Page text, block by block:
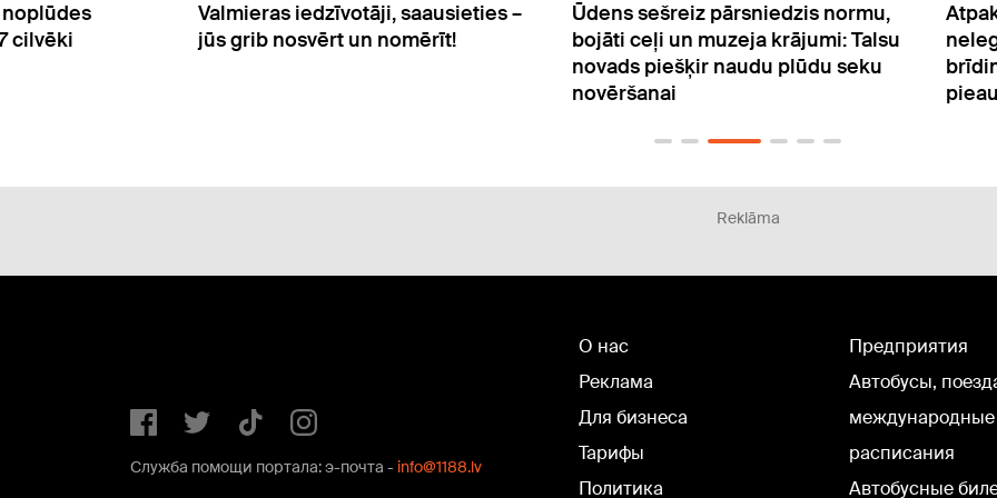
saausieties –
Ūdens sešreiz pārsniedzis normu,
bojāti ceļi un muzeja krājumi: Talsu
Atpakaļ uz Latviju: Igaunija sākusi
nelegālo migrantu atdošanu un
brīdina par migrācijas spiediena
pieaugumu
Reklāma
Служба помощи портала: э-почта - info@1188.lv
О нас
Реклама
Для бизнеса
Тарифы
Политика
Предприятия
Автобусы,
международные
расписания
Автобусные